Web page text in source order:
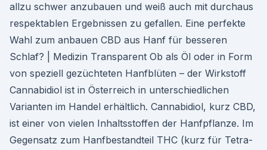
allzu schwer anzubauen und weiß auch mit durchaus
respektablen Ergebnissen zu gefallen. Eine perfekte
Wahl zum anbauen CBD aus Hanf für besseren
Schlaf? | Medizin Transparent Ob als Öl oder in Form
von speziell gezüchteten Hanfblüten – der Wirkstoff
Cannabidiol ist in Österreich in unterschiedlichen
Varianten im Handel erhältlich. Cannabidiol, kurz CBD,
ist einer von vielen Inhaltsstoffen der Hanfpflanze. Im
Gegensatz zum Hanfbestandteil THC (kurz für Tetra-